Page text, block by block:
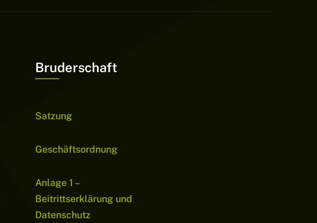
Bruderschaft
Satzung
Geschäftsordnung
Anlage 1 –
Beitrittserklärung und
Datenschutz